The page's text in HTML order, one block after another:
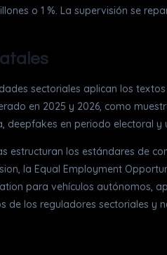
o 1 %. La supervisión se
sectoriales aplican los
en 2025 y 2026, como
en periodo electoral y
los estándares de
la Equal Employment
para vehículos autónomos,
los reguladores sectoriales y